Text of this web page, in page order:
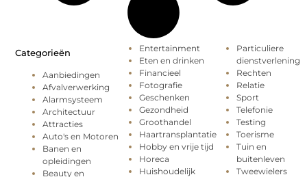
Categorieën
Aanbiedingen
Afvalverwerking
Alarmsysteem
Architectuur
Attracties
Auto's en Motoren
Banen en
opleidingen
Beauty en
Entertainment
Eten en drinken
Financieel
Fotografie
Geschenken
Gezondheid
Groothandel
Haartransplantatie
Hobby en vrije tijd
Horeca
Huishoudelijk
Particuliere
dienstverlening
Rechten
Relatie
Sport
Telefonie
Testing
Toerisme
Tuin en
buitenleven
Tweewielers